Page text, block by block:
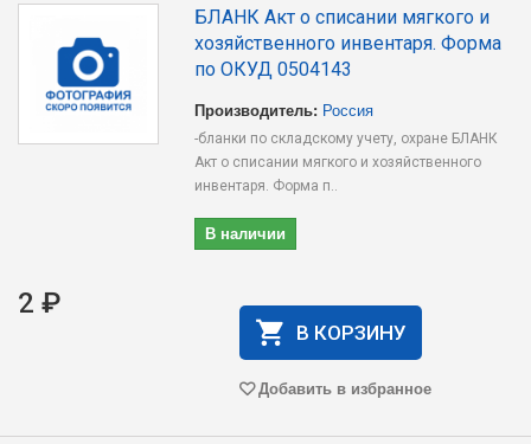
БЛАНК Акт о списании мягкого и
хозяйственного инвентаря. Форма
по ОКУД 0504143
Производитель: Россия
-бланки по складскому учету, охране БЛАНК
Акт о списании мягкого и хозяйственного
инвентаря. Форма п..
В наличии
2 ₽
В КОРЗИНУ
Добавить в избранное